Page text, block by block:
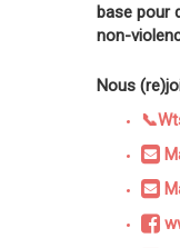
base pour
non-
Nous